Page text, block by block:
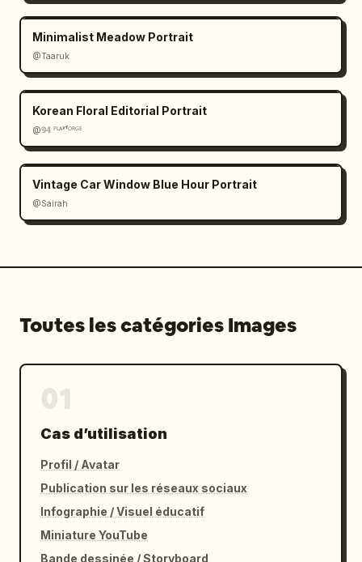
Minimalist Meadow Portrait
@Taaruk
Korean Floral Editorial Portrait
@𝟡𝟜 ᴾᴸᴬʸᶠᴼᴿᴳᴱ
Vintage Car Window Blue Hour Portrait
@Sairah
Toutes les catégories Images
Cas d’utilisation
Profil / Avatar
Publication sur les réseaux sociaux
Infographie / Visuel éducatif
Miniature YouTube
Bande dessinée / Storyboard